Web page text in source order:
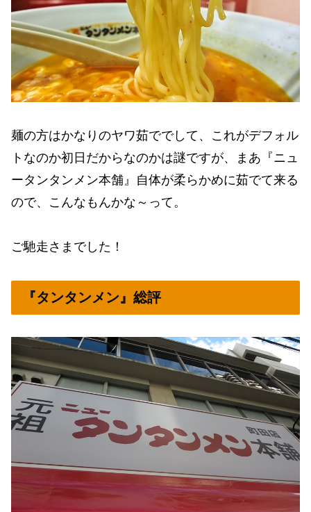
麺の方はかなりのヤワ茹ででして、これがデフォル
トなのか初日だからなのかは謎ですが、まあ『ニュ
ータンタンメン本舗』自体が柔らかめに茹でて来る
ので、こんなもんかな～って。
ご馳走さまでした！
『タンタンメン』総評